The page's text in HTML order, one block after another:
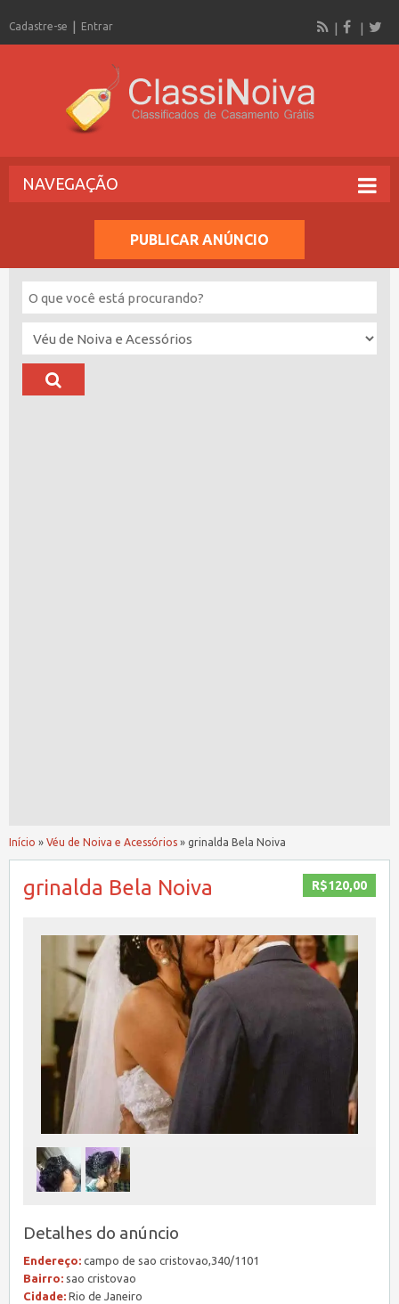
Cadastre-se Entrar
NAVEGAÇÃO
PUBLICAR ANÚNCIO
Início » Véu de Noiva e Acessórios » grinalda Bela Noiva
R$120,00
grinalda Bela Noiva
Detalhes do anúncio
Endereço: campo de sao cristovao,340/1101
Bairro: sao cristovao
Cidade: Rio de Janeiro